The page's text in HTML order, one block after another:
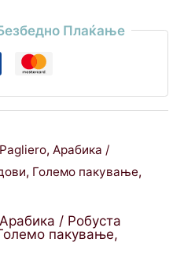
Плаќање
Pagliero, Арабика /
, Големо пакување,
Арабика / Робуста
пакување,